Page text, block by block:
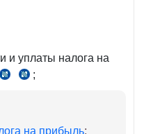
и уплаты налога на
п.
ст.
ст.
;
на прибыль;